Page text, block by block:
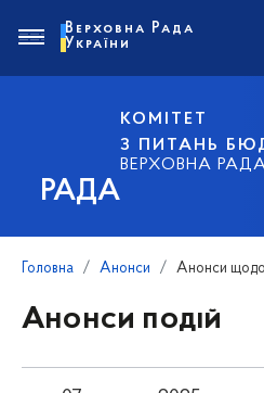
РАДА
КОМІТЕТ
З ПИТАНЬ
ВЕРХОВНА
Верховна Рада
України
Головна Анонси Анонси щодо
Анонси подій